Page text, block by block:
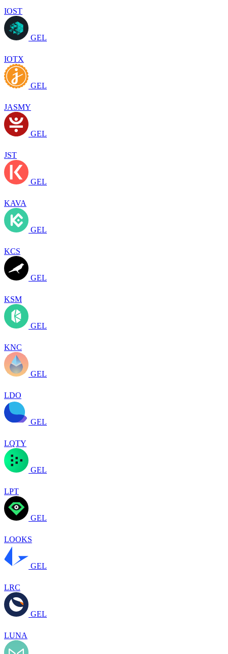
IOST
GEL
IOTX
GEL
JASMY
GEL
JST
GEL
KAVA
GEL
KCS
GEL
KSM
GEL
KNC
GEL
LDO
GEL
LQTY
GEL
LPT
GEL
LOOKS
GEL
LRC
GEL
LUNA